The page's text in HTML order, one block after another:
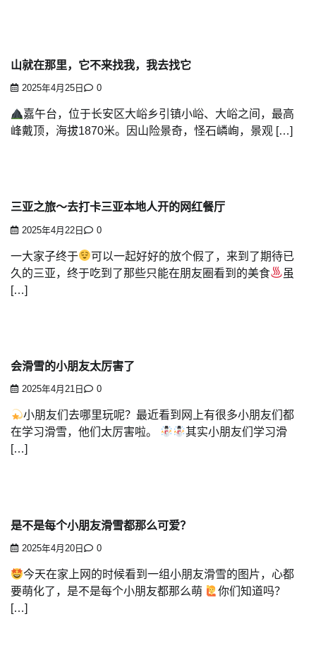
山就在那里️，它不来找我，我去找它
2025年4月25日 0
嘉午台，位于长安区大峪乡引镇小峪、大峪之间，最高
峰戴顶，海拔1870米。因山险景奇，怪石嶙峋，景观 […]
三亚之旅～去打卡三亚本地人开的网红餐厅
2025年4月22日 0
一大家子终于
可以一起好好的放个假了，来到了期待已
久的三亚，终于吃到了那些只能在朋友圈看到的美食
虽
[…]
会滑雪的小朋友太厉害了
2025年4月21日 0
小朋友们去哪里玩呢？最近看到网上有很多小朋友们都
在学习滑雪，他们太厉害啦。
其实小朋友们学习滑
[…]
是不是每个小朋友滑雪都那么可爱？
2025年4月20日 0
今天在家上网的时候看到一组小朋友滑雪的图片，心都
要萌化了，是不是每个小朋友都那么萌
你们知道吗？
[…]